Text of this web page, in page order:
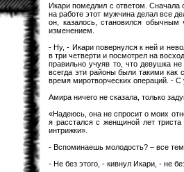
Икари помедлил с ответом. Сначала
на работе этот мужчина делал все
он, казалось, становился обычным
изменением.
- Ну, - Икари повернулся к ней и
в три четверти и посмотрел на
правильно учуяв то, что девушка
всегда эти районы были такими
время миротворческих операций. - С
Амира ничего не сказала, только
«Надеюсь, она не спросит о моих
я расстался с женщиной лет
интрижки».
- Вспоминаешь молодость? – все
- Не без этого, - кивнул Икари, - не